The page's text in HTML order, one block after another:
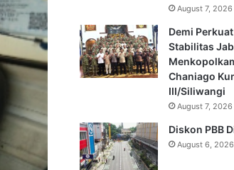
August 7, 2026
Demi
Stabilitas
Chaniago
III/Siliwangi
August 7, 2026
Diskon PBB
August 6, 2026